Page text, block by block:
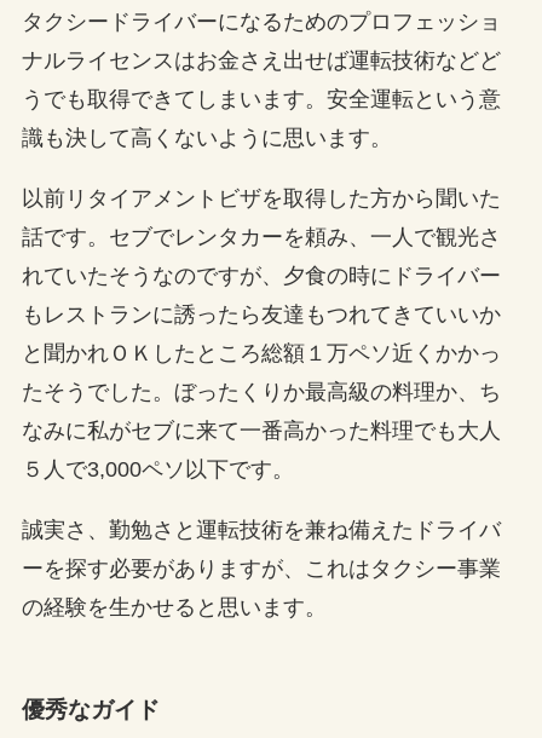
タクシードライバーになるためのプロフェッショ
ナルライセンスはお金さえ出せば運転技術などど
うでも取得できてしまいます。安全運転という意
識も決して高くないように思います。
以前リタイアメントビザを取得した方から聞いた
話です。セブでレンタカーを頼み、一人で観光さ
れていたそうなのですが、夕食の時にドライバー
もレストランに誘ったら友達もつれてきていいか
と聞かれＯＫしたところ総額１万ペソ近くかかっ
たそうでした。ぼったくりか最高級の料理か、ち
なみに私がセブに来て一番高かった料理でも大人
５人で3,000ペソ以下です。
誠実さ、勤勉さと運転技術を兼ね備えたドライバ
ーを探す必要がありますが、これはタクシー事業
の経験を生かせると思います。
優秀なガイド